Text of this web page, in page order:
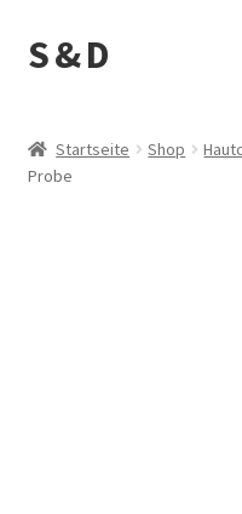
Zur
Navigation
Zum
Inhalt
S & D
AGB
Startseite Shop
Probe